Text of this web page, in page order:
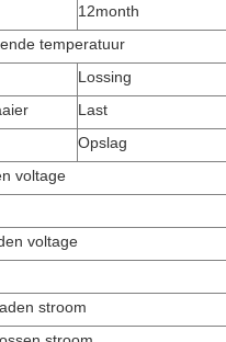
12month
temperatuur
Lossing
Last
Opslag
voltage
voltage
stroom